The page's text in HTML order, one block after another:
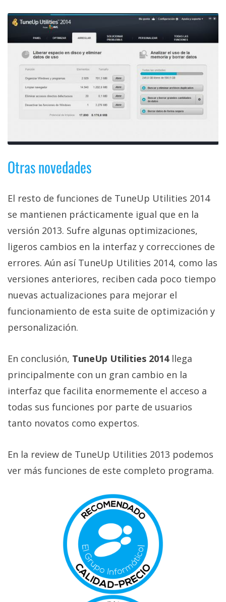
Otras novedades
El resto de funciones de TuneUp Utilities 2014
se mantienen prácticamente igual que en la
versión 2013. Sufre algunas optimizaciones,
ligeros cambios en la interfaz y correcciones de
errores. Aún así TuneUp Utilities 2014, como las
versiones anteriores, reciben cada poco tiempo
nuevas actualizaciones para mejorar el
funcionamiento de esta suite de optimización y
personalización.
En conclusión, TuneUp Utilities 2014llega
principalmente con un gran cambio en la
interfaz que facilita enormemente el acceso a
todas sus funciones por parte de usuarios
tanto novatos como expertos.
En la review de TuneUp Utilities 2013 podemos
ver más funciones de este completo programa.